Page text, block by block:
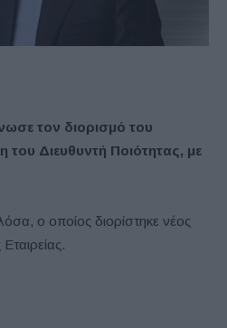
τον διορισμό του
του Διευθυντή Ποιότητας, με
ο οποίος διορίστηκε νέος